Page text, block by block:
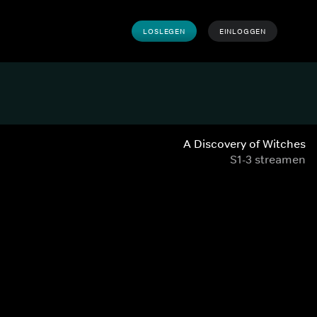
LOSLEGEN EINLOGGEN
A Discovery of Witches
S1-3 streamen